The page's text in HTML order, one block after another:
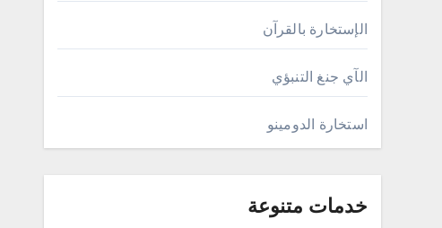
الإستخارة بالقرآن
الآي جنغ التنبؤي
استخارة الدومينو
خدمات متنوعة